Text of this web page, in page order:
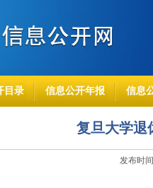
目录 信息公开年报 信息
复旦大学退
发布时